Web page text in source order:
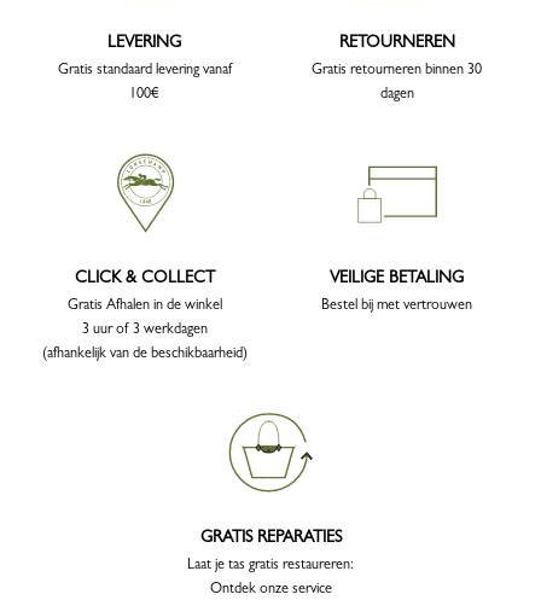
LEVERING
Gratis standaard levering vanaf
100€
RETOURNEREN
Gratis retourneren binnen 30
dagen
CLICK & COLLECT
Gratis Afhalen in de winkel
3 uur of 3 werkdagen
(afhankelijk van de beschikbaarheid)
VEILIGE BETALING
Bestel bij met vertrouwen
GRATIS REPARATIES
Laat je tas gratis restaureren:
Ontdek onze service